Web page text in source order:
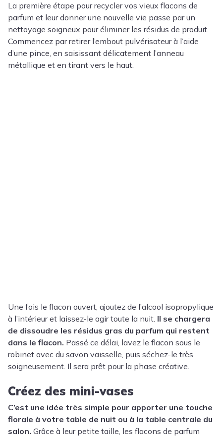
La première étape pour recycler vos vieux flacons de
parfum et leur donner une nouvelle vie passe par un
nettoyage soigneux pour éliminer les résidus de produit.
Commencez par retirer l’embout pulvérisateur à l’aide
d’une pince, en saisissant délicatement l’anneau
métallique et en tirant vers le haut.
Une fois le flacon ouvert, ajoutez de l’alcool isopropylique
à l’intérieur et laissez-le agir toute la nuit. Il se chargera
de dissoudre les résidus gras du parfum qui restent
dans le flacon. Passé ce délai, lavez le flacon sous le
robinet avec du savon vaisselle, puis séchez-le très
soigneusement. Il sera prêt pour la phase créative.
Créez des mini-vases
C’est une idée très simple pour apporter une touche
florale à votre table de nuit ou à la table centrale du
salon. Grâce à leur petite taille, les flacons de parfum